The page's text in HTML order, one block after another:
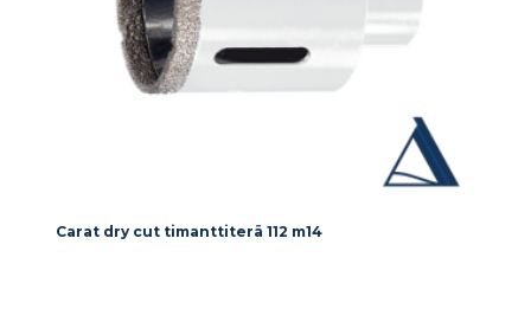
Carat dry cut timanttiterä 112 m14